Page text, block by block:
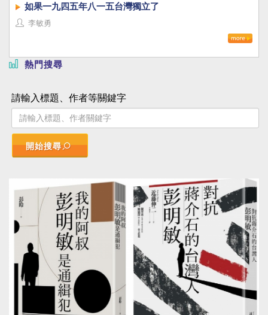
如果一九四五年八一五台灣獨立了
李敏勇
熱門搜尋
請輸入標題、作者等關鍵字
開始搜尋